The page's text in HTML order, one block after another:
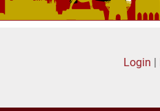
Login |